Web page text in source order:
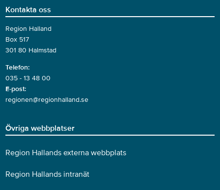
Kontakta oss
Region Halland
Box 517
301 80 Halmstad
Telefon:
035 - 13 48 00
E-post:
regionen@regionhalland.se
Övriga webbplatser
Region Hallands externa webbplats
Region Hallands intranät